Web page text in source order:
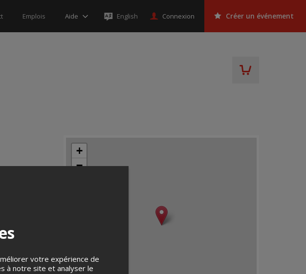
Emplois Aide English Connexion Créer un événement
+
−
votre expérience de
à notre site et analyser le